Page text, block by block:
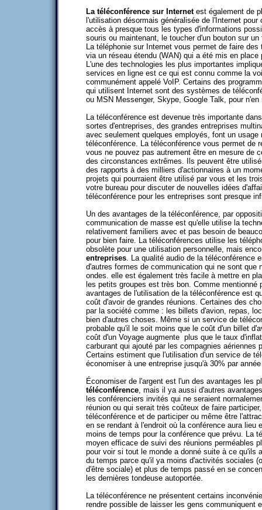
La téléconférence sur Internetest également de
l'utilisation désormais généralisée de l'Internet pour
accès à presque tous les types d'informations
souris ou maintenant, le toucher d'un bouton sur
La téléphonie sur Internet vous permet de faire
via un réseau étendu (WAN) qui a été mis en
L'une des technologies les plus importantes
services en ligne est ce qui est connu comme la
communément appelé VoIP. Certains des
qui utilisent Internet sont des systèmes de
ou MSN Messenger, Skype, Google Talk, pour
La téléconférence est devenue très importante
sortes d'entreprises, des grandes entreprises
avec seulement quelques employés, font un usage
téléconférence. La téléconférence vous permet de
vous ne pouvez pas autrement être en mesure de
des circonstances extrêmes. Ils peuvent être
des rapports à des milliers d'actionnaires à un
projets qui pourraient être utilisé par vous et les
votre bureau pour discuter de nouvelles idées
téléconférence pour les entreprises sont presque
Un des avantages de la téléconférence, par
communication de masse est qu'elle utilise la
relativement familiers avec et pas besoin de
pour bien faire. La téléconférences utilise les
obsolète pour une utilisation personnelle, mais
entreprises. La qualité audio de la téléconférence
d'autres formes de communication qui ne sont que
ondes. elle est également très facile à mettre en
les petits groupes est très bon. Comme mentionné
avantages de l'utilisation de la téléconférence est
coût d'avoir de grandes réunions. Certaines des
par la société comme : les billets d'avion, repas,
bien d'autres choses. Même si un service de
probable qu'il le soit moins que le coût d'un billet
coût d'un Voyage augmente plus que le taux
carburant qui ajouté par les compagnies aériennes
Certains estiment que l'utilisation d'un service de
économiser à une entreprise jusqu'à 30% par
Économiser de l'argent est l'un des avantages les
téléconférence, mais il ya aussi d'autres
les conférenciers invités qui ne seraient
réunion ou qui serait très coûteux de faire
téléconférence et de participer ou même être
en se rendant à l'endroit où la conférence aura lieu
moins de temps pour la conférence que prévu. La
moyen efficace de suivi des réunions perméables
pour voir si tout le monde a donné suite à ce qu'ils
du temps parce qu'il ya moins d'activités sociales
d'être sociale) et plus de temps passé en se
les dernières tondeuse autoportée.
La téléconférence ne présentent certains
rendre possible de laisser les gens communiquent